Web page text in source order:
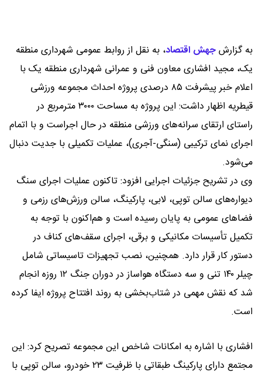
به گزارشجهش اقتصاد، به نقل از روابط عمومی شهرداری منطقه
یک، مجید افشاری معاون فنی و عمرانی شهرداری منطقه یک با
اعلام خبر پیشرفت ۸۵ درصدی پروژه احداث مجموعه ورزشی
قیطریه اظهار داشت: این پروژه به مساحت ۳۰۰۰ مترمربع در
راستای ارتقای سرانه‌های ورزشی منطقه در حال اجراست و با اتمام
اجرای نمای ترکیبی (سنگی-آجری)، عملیات تکمیلی با جدیت دنبال
می‌شود.
وی در تشریح جزئیات اجرایی افزود: تاکنون عملیات اجرای سنگ
دیواره‌های سالن توپی، لابی، پارکینگ، سالن ورزش‌های رزمی و
فضاهای عمومی به پایان رسیده است و هم‌اکنون با توجه به
تکمیل تأسیسات مکانیکی و برقی، اجرای سقف‌های کناف در
دستور کار قرار دارد. همچنین، نصب تجهیزات تاسیساتی شامل
چیلر ۱۴۰ تنی و سه دستگاه هواساز در دوران جنگ ۱۲ روزه انجام
شد که نقش مهمی در شتاب‌بخشی به روند افتتاح پروژه ایفا کرده
است.
افشاری با اشاره به امکانات شاخص این مجموعه تصریح کرد: این
مجتمع دارای پارکینگ طبقاتی با ظرفیت ۲۳ خودرو، سالن توپی با